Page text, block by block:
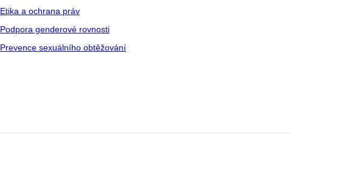
Etika a ochrana práv
Podpora genderové rovnosti
Prevence sexuálního obtěžování